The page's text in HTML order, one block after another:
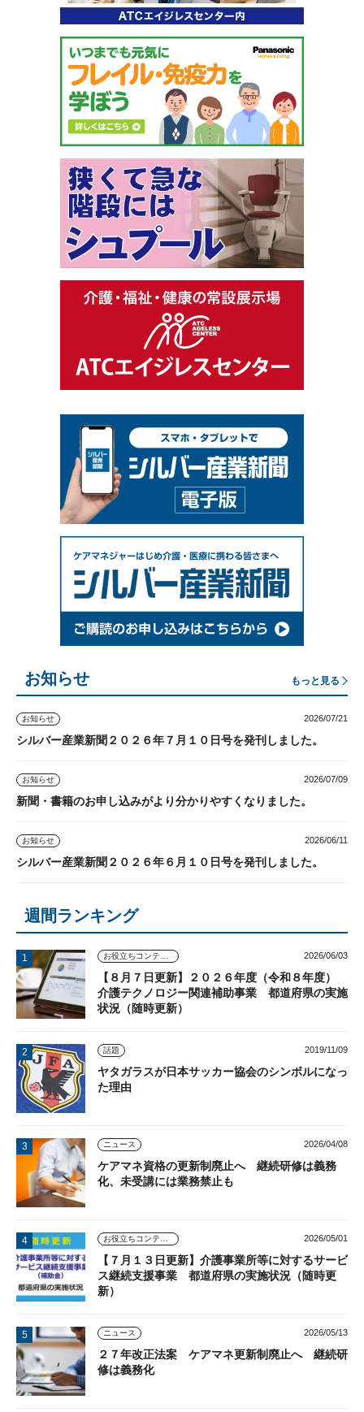
お知らせ もっと見る
お知らせ 2026/07/21
シルバー産業新聞２０２６年７月１０日号を発刊しました。
お知らせ 2026/07/09
新聞・書籍のお申し込みがより分かりやすくなりました。
お知らせ 2026/06/11
シルバー産業新聞２０２６年６月１０日号を発刊しました。
週間ランキング
お役立ちコンテンツ 2026/06/03
【８月７日更新】２０２６年度（令和８年度）
介護テクノロジー関連補助事業 都道府県の実施
状況（随時更新）
話題 2019/11/09
ヤタガラスが日本サッカー協会のシンボルになっ
た理由
ニュース 2026/04/08
ケアマネ資格の更新制廃止へ 継続研修は義務
化、未受講には業務禁止も
お役立ちコンテンツ 2026/05/01
【７月１３日更新】介護事業所等に対するサービ
ス継続支援事業 都道府県の実施状況（随時更
新）
ニュース 2026/05/13
２７年改正法案 ケアマネ更新制廃止へ 継続研
修は義務化